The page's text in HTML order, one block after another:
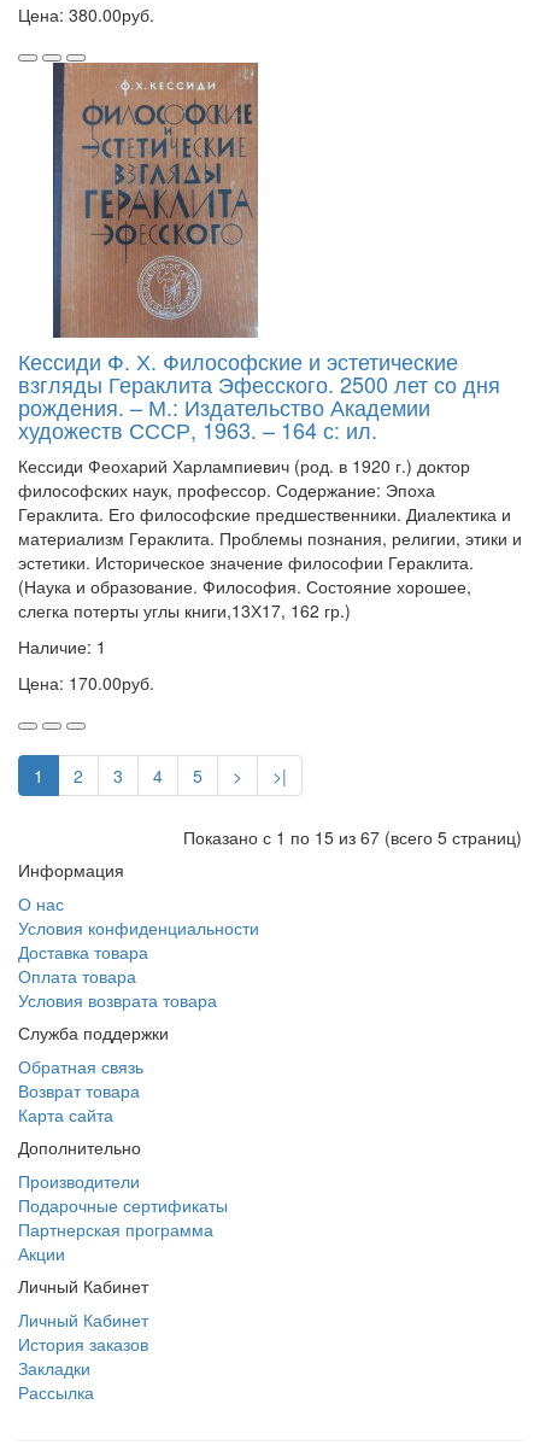
Цена: 380.00руб.
Кессиди Ф. Х. Философские и эстетические
взгляды Гераклита Эфесского. 2500 лет со дня
рождения. – М.: Издательство Академии
художеств СССР, 1963. – 164 с: ил.
Кессиди Феохарий Харлампиевич (род. в 1920 г.) доктор
философских наук, профессор. Содержание: Эпоха
Гераклита. Его философские предшественники. Диалектика и
материализм Гераклита. Проблемы познания, религии, этики и
эстетики. Историческое значение философии Гераклита.
(Наука и образование. Философия. Состояние хорошее,
слегка потерты углы книги,13Х17, 162 гр.)
Наличие: 1
Цена: 170.00руб.
1 2 3 4 5 > >|
Показано с 1 по 15 из 67 (всего 5 страниц)
Информация
О нас
Условия конфиденциальности
Доставка товара
Оплата товара
Условия возврата товара
Служба поддержки
Обратная связь
Возврат товара
Карта сайта
Дополнительно
Производители
Подарочные сертификаты
Партнерская программа
Акции
Личный Кабинет
Личный Кабинет
История заказов
Закладки
Рассылка